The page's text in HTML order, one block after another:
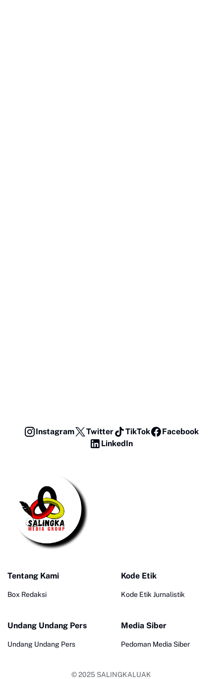
Instagram Twitter TikTok
Facebook
LinkedIn
Tentang Kami
Box Redaksi
Kode Etik
Kode Etik Jurnalistik
Undang Undang Pers
Undang Undang Pers
Media Siber
Pedoman Media Siber
© 2025 SALINGKALUAK